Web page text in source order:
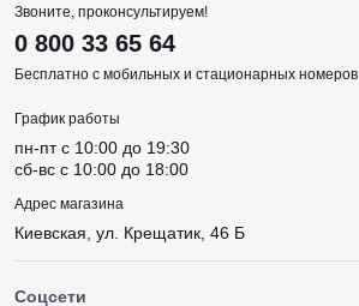
Звоните, проконсультируем!
0 800 33 65 64
Бесплатно с мобильных и стационарных номеров
График работы
пн-пт c 10:00 до 19:30
сб-вс c 10:00 до 18:00
Адрес магазина
Киевская, ул. Крещатик, 46 Б
Соцсети